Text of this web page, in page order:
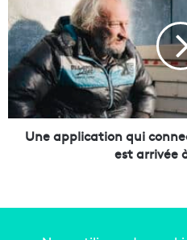
e
i
l
a
i
e
a
p
p
i
c
Une application qui
est arrivée